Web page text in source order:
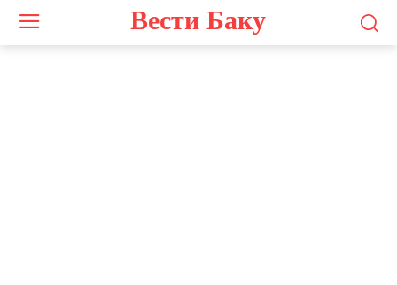
Вести Баку